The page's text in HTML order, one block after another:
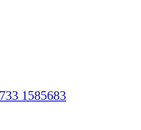
1585683